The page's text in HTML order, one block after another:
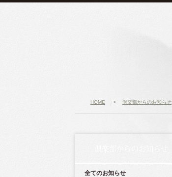
HOME > 倶楽部からのお知らせ
全てのお知らせ